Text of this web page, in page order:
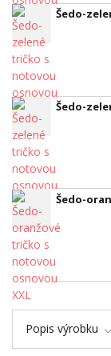
Šedo-
Šedo-
Šedo-
Popis výrobku